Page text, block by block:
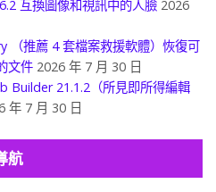
推薦 4 套檔案救援軟體）恢復可
文件 2026 年 7 月 30 日
Builder 21.1.2（所見即所得編輯
年 7 月 30 日
航